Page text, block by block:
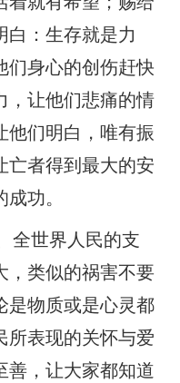
：生存就是力
们身心的创伤赶快
，让他们悲痛的情
他们明白，唯有振
亡者得到最大的安
功。
全世界人民的支
，类似的祸害不要
是物质或是心灵都
所表现的关怀与爱
善，让大家都知道